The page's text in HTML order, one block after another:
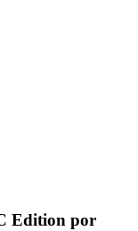
Edition por